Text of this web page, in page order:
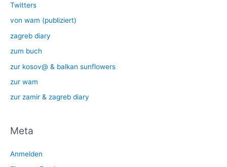
Twitters
von wam (publiziert)
zagreb diary
zum buch
zur kosov@ & balkan sunflowers
zur wam
zur zamir & zagreb diary
Meta
Anmelden